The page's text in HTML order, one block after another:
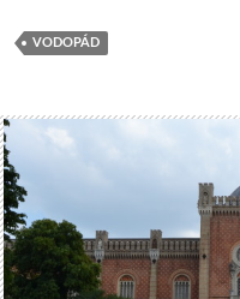
VODOPÁD